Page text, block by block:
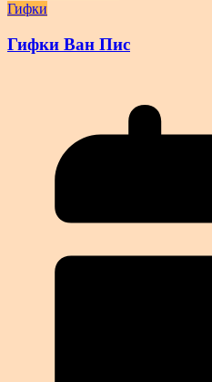
Гифки
Гифки Ван Пис